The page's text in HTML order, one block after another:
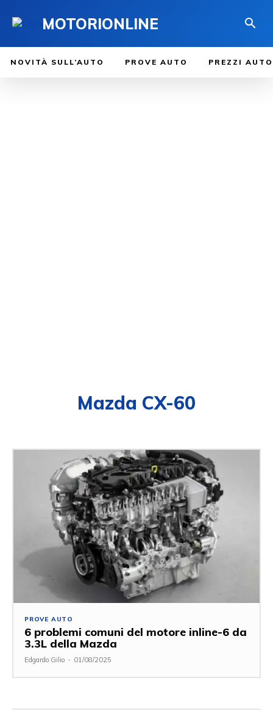
MOTORIONLINE
NOVITÀ SULL’AUTO PROVE AUTO PREZZI AUTO
Mazda CX-60
PROVE AUTO
6 problemi comuni del motore inline-6 da
3.3L della Mazda
Edgardo Gilio - 01/08/2025